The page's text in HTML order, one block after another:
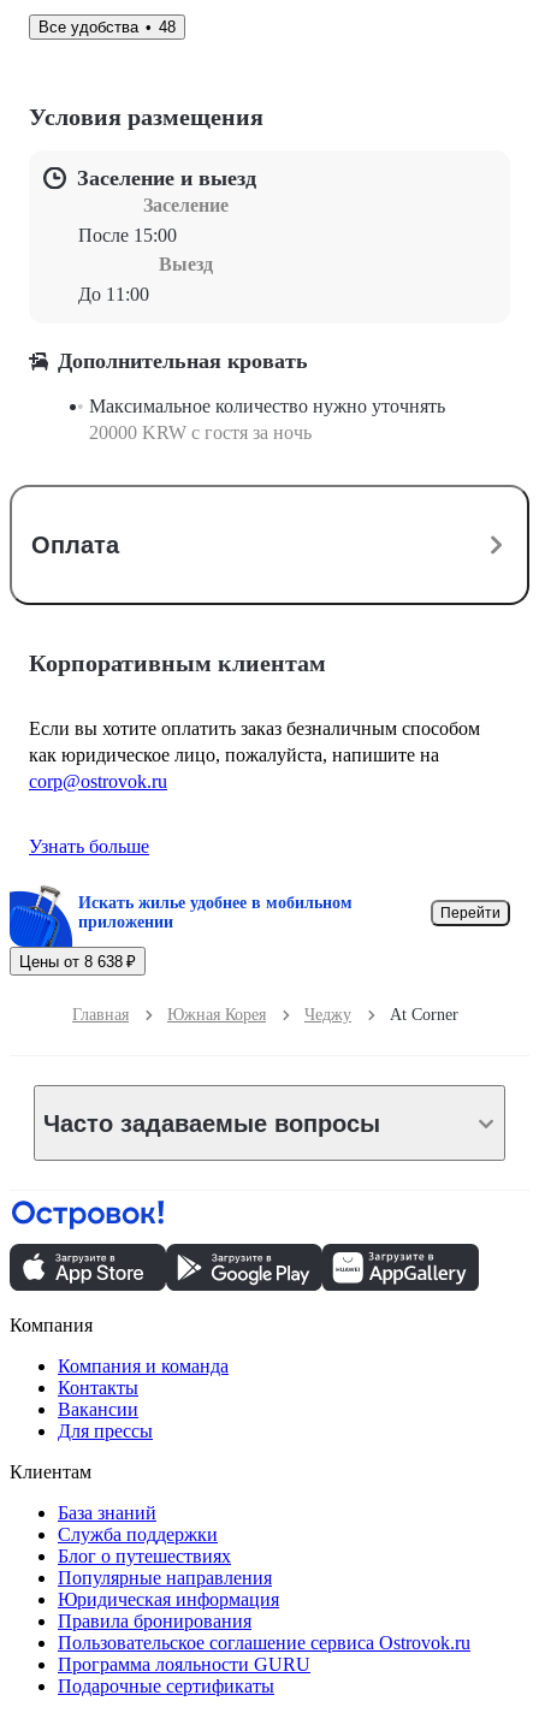
Все удобства 48
Условия размещения
Заселение и выезд
Заселение
После 15:00
Выезд
До 11:00
Дополнительная кровать
Максимальное количество нужно уточнять
20000 KRW с гостя за ночь
Оплата
Корпоративным клиентам
Если вы хотите оплатить заказ безналичным способом
как юридическое лицо, пожалуйста, напишите на
corp@ostrovok.ru
Узнать больше
Искать жилье удобнее в мобильном
приложении
Перейти
Цены от 8 638 ₽
Главная Южная Корея Чеджу At Corner
Часто задаваемые вопросы
Компания
Компания и команда
Контакты
Вакансии
Для прессы
Клиентам
База знаний
Служба поддержки
Блог о путешествиях
Популярные направления
Юридическая информация
Правила бронирования
Пользовательское соглашение сервиса Ostrovok.ru
Программа лояльности GURU
Подарочные сертификаты